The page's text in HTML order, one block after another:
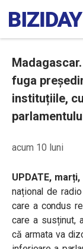
fuga
instituțiile,
acum 10 luni
UPDATE,
național de
care a condus
care a susținut,
că armata va